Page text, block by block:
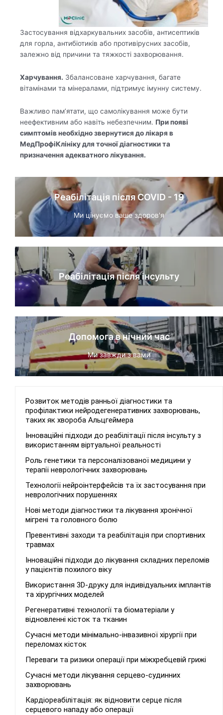
Застосування відхаркувальних засобів, антисептиків
для горла, антибіотиків або противірусних засобів,
залежно від причини та тяжкості захворювання.
Харчування. Збалансоване харчування, багате
вітамінами та мінералами, підтримує імунну систему.
Важливо пам’ятати, що самолікування може бути
неефективним або навіть небезпечним. При появі
симптомів необхідно звернутися до лікаря в
МедПрофіКлініку для точної діагностики та
призначення адекватного лікування.
Реабілітація після COVID - 19
Ми цінуємо ваше здоров'я
Реабілітація після інсульту
Допомога в нічний час
Ми завжди з вами
Розвиток методів ранньої діагностики та
профілактики нейродегенеративних захворювань,
таких як хвороба Альцгеймера
Інноваційні підходи до реабілітації після інсульту з
використанням віртуальної реальності
Роль генетики та персоналізованої медицини у
терапії неврологічних захворювань
Технології нейроінтерфейсів та їх застосування при
неврологічних порушеннях
Нові методи діагностики та лікування хронічної
мігрені та головного болю
Превентивні заходи та реабілітація при спортивних
травмах
Інноваційні підходи до лікування складних переломів
у пацієнтів похилого віку
Використання 3D-друку для індивідуальних імплантів
та хірургічних моделей
Регенеративні технології та біоматеріали у
відновленні кісток та тканин
Сучасні методи мінімально-інвазивної хірургії при
переломах кісток
Переваги та ризики операції при міжхребцевій грижі
Сучасні методи лікування серцево-судинних
захворювань
Кардіореабілітація: як відновити серце після
серцевого нападу або операції